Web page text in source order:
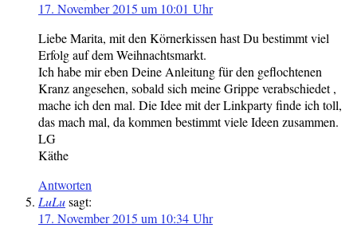
17. November 2015 um 10:01 Uhr
Liebe Marita, mit den Körnerkissen hast Du bestimmt viel
Erfolg auf dem Weihnachtsmarkt.
Ich habe mir eben Deine Anleitung für den geflochtenen
Kranz angesehen, sobald sich meine Grippe verabschiedet ,
mache ich den mal. Die Idee mit der Linkparty finde ich toll,
das mach mal, da kommen bestimmt viele Ideen zusammen.
LG
Käthe
Antworten
LuLusagt:
17. November 2015 um 10:34 Uhr